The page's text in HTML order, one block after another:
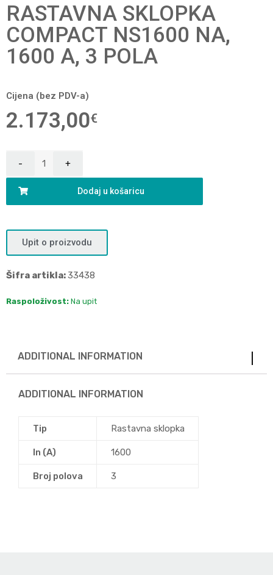
RASTAVNA SKLOPKA
COMPACT NS1600 NA,
1600 A, 3 POLA
Cijena (bez PDV-a)
2.173,00€
Dodaj u košaricu
Upit o proizvodu
Šifra artikla:33438
Raspoloživost: Na upit
ADDITIONAL INFORMATION
ADDITIONAL INFORMATION
Tip Rastavna sklopka
In (A) 1600
Broj polova 3